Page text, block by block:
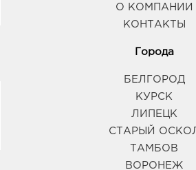
О КОМПАНИИ
КОНТАКТЫ
Города
БЕЛГОРОД
КУРСК
ЛИПЕЦК
СТАРЫЙ ОСКОЛ
ТАМБОВ
ВОРОНЕЖ